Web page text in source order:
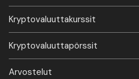
Kryptovaluuttakurssit
Kryptovaluuttapörssit
Arvostelut